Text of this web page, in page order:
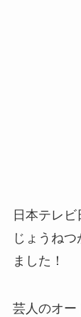
日本テレ
じょうね
ました！
芸人のオー